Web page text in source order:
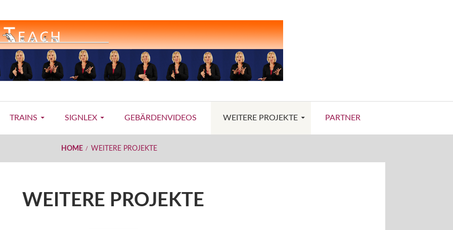
TRAINS SIGNLEX GEBÄRDENVIDEOS WEITERE PROJEKTE PARTNER
HOME WEITERE PROJEKTE
WEITERE PROJEKTE